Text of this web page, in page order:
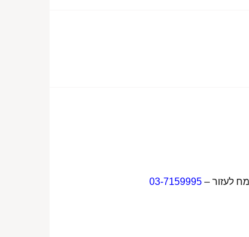
לעזור – 03-7159995